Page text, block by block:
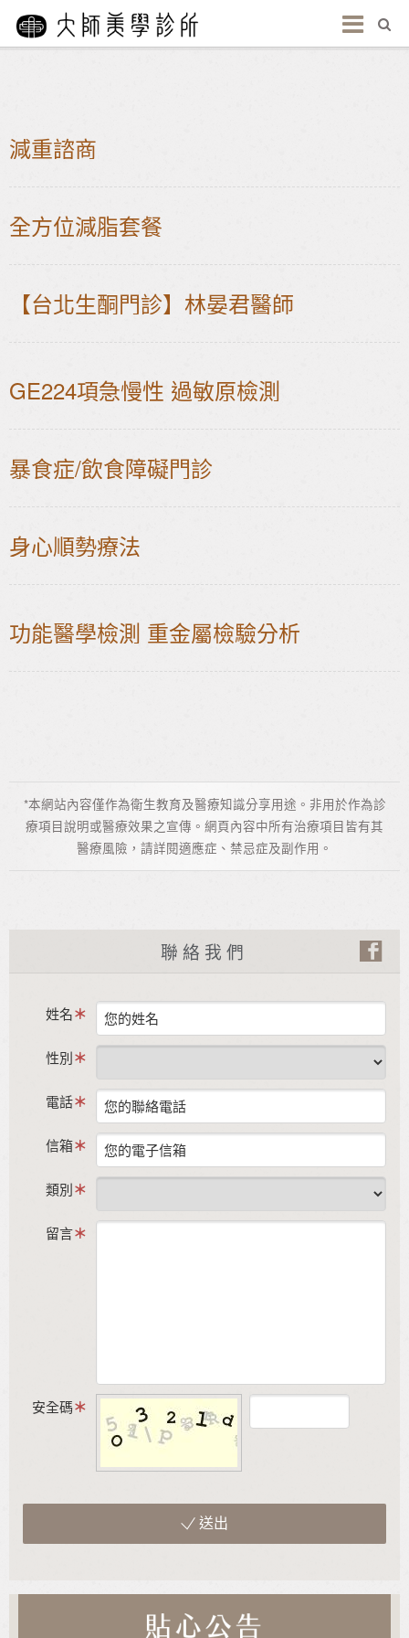
減重諮商
全方位減脂套餐
【台北生酮門診】林晏君醫師
GE224項急慢性 過敏原檢測
暴食症/飲食障礙門診
身心順勢療法
功能醫學檢測 重金屬檢驗分析
*本網站內容僅作為衛生教育及醫療知識分享用途。非用於作為診
療項目說明或醫療效果之宣傳。網頁內容中所有治療項目皆有其
醫療風險，請詳閱適應症、禁忌症及副作用。
聯絡我們
姓名
性別
電話
信箱
類別
留言
安全碼
送出